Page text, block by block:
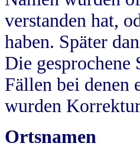
verstanden hat,
haben. Später
Die
Fällen bei denen
wurden
Ortsnamen